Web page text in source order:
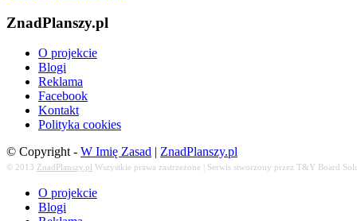
ZnadPlanszy.pl
O projekcie
Blogi
Reklama
Facebook
Kontakt
Polityka cookies
© Copyright - W Imię Zasad | ZnadPlanszy.pl
© 2013 ZnadPlanszy.pl Wszystkie prawa zastrzeżone | Serwis stworzony przez T&Y Board
O projekcie
Blogi